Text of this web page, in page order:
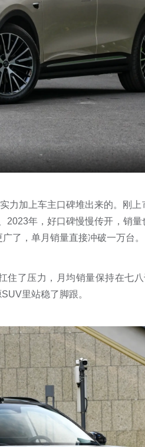
力加上车主口碑堆出来的。刚
年，好口碑慢慢传开，销量
了，单月销量直接冲破一万台。
住了压力，月均销量保持在七
里站稳了脚跟。